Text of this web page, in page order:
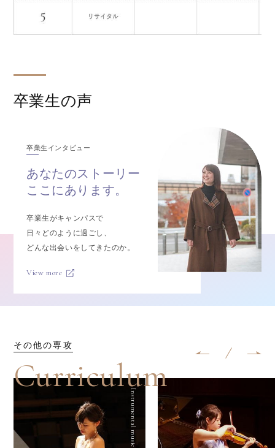
卒業生の声
卒業生インタビュー
あなたのストーリー
ここにあります。
卒業生がキャンパスで
日々どのように過ごし、
どんな出会いをしてきたのか。
View more
Curriculum
その他の専攻
Instrumental music